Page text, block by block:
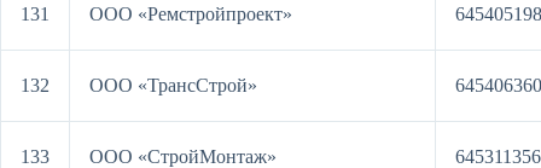
131 ООО «Ремстройпроект»
132 ООО «ТрансСтрой»
133 ООО «СтройМонтаж»